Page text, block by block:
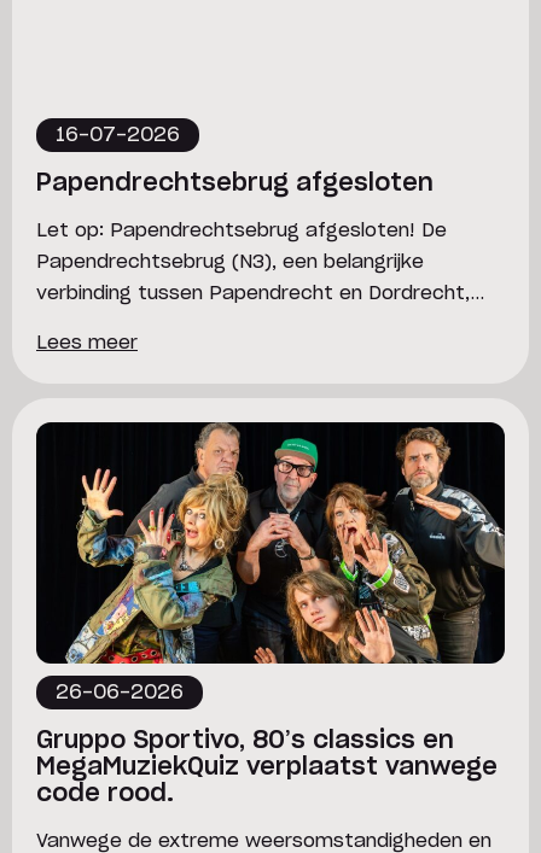
16-07-2026
Papendrechtsebrug afgesloten
Let op: Papendrechtsebrug afgesloten! De
Papendrechtsebrug (N3), een belangrijke
verbinding tussen Papendrecht en Dordrecht,
beweegbare deel van de brug heeft het einde
vaker om onderhoud. Daarom voert
Rijkswaterstaat de komende periode
werkzaamheden uit. Bezoek je binnenkort een
evenement in Bibelot? […]
Lees meer
26-06-2026
Gruppo Sportivo, 80’s classics en
MegaMuziekQuiz verplaatst vanwege
code rood.
Vanwege de extreme weersomstandigheden en